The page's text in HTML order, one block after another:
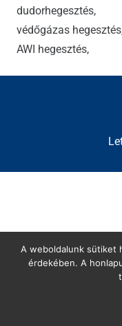
dudorhegesztés,
védőgázas
AWI hegesztés,
A weboldalunk sütiket
érdekében. A